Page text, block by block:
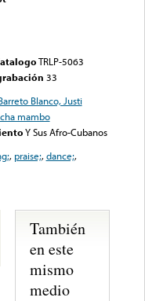
TRLP-5063
33
Blanco, Justi
mambo
Y Sus Afro-Cubanos
, praise;,dance;,
También
en este
mismo
medio